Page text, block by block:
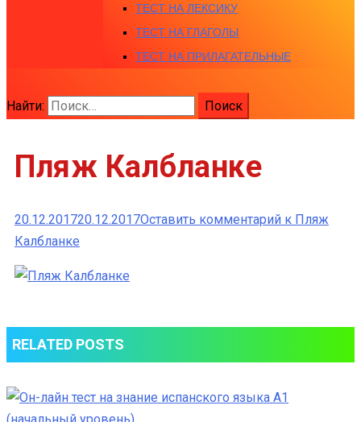
ТЕСТ НА ЛЕКСИКУ
ТЕСТ НА ГЛАГОЛЫ
ТЕСТ НА ПРИЛАГАТЕЛЬНЫЕ
Найти:
Пляж Калбланке
20.12.201720.12.2017Оставить комментарий к Пляж
Калбланке
RELATED POSTS